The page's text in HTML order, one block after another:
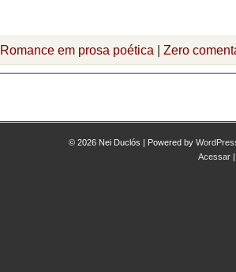
Romance em prosa poética | Zero
© 2026 Nei Duclós | Powered by
Acessar|